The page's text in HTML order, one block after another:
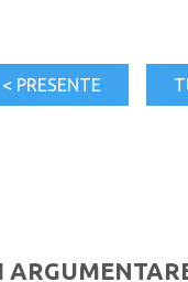
< PRESENTE